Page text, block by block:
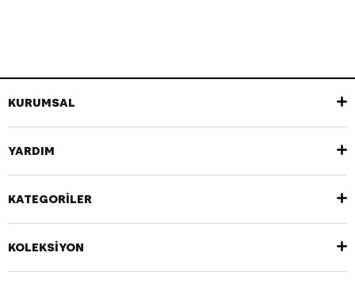
KURUMSAL
YARDIM
KATEGORİLER
KOLEKSİYON